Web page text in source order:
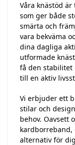
Våra knästöd
som ger både
smärta och
vara bekväma
dina dagliga
utformade
få den stabilitet
till en aktiv
Vi erbjuder ett
stilar och
behov. Oavsett
kardborreband,
alternativ för